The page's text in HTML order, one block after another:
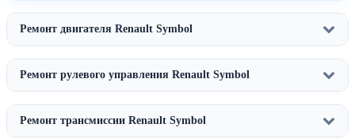
Ремонт двигателя Renault Symbol
Ремонт рулевого управления Renault Symbol
Ремонт трансмиссии Renault Symbol